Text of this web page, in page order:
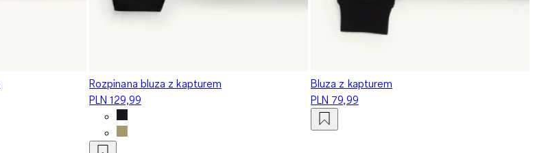
Rozpinana bluza z kapturem
PLN 129,99
Bluza z kapturem
PLN 79,99